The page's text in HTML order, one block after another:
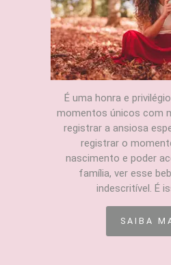
É uma honra e
momentos únicos com
registrar a ansiosa
registrar o
nascimento e poder
família, ver esse
indescritível. É
SAIBA